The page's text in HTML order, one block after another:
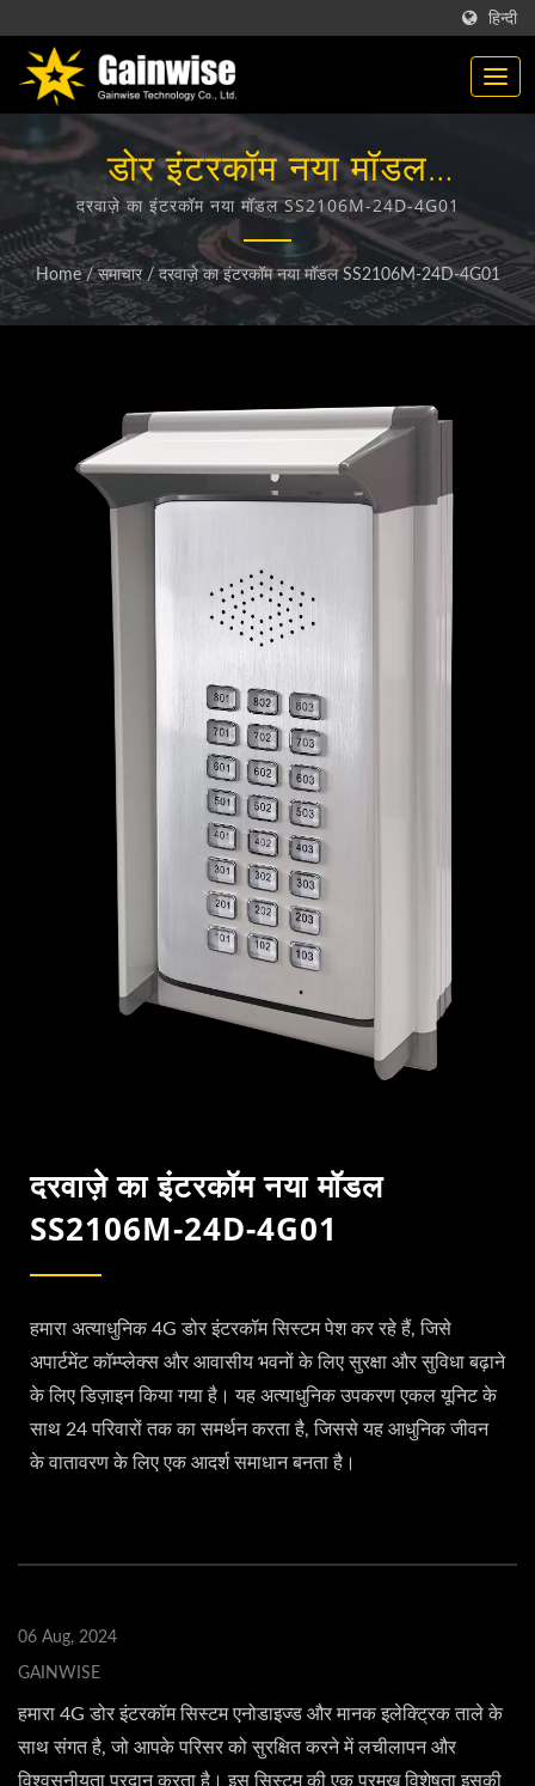
हिन्दी
डोर इंटरकॉम नया मॉडल
SS2106M-24D-4G01 | 4G /
5G वायरलेस उत्पाद निर्माता |
Gainwise Technology Co.,
दरवाज़े का इंटरकॉम नया मॉडल SS2106M-24D-4G01
Home / समाचार / दरवाज़े का इंटरकॉम नया मॉडल SS2106M-24D-4G01
दरवाज़े का इंटरकॉम नया मॉडल
SS2106M-24D-4G01
हमारा अत्याधुनिक 4G डोर इंटरकॉम सिस्टम पेश कर रहे हैं, जिसे
अपार्टमेंट कॉम्प्लेक्स और आवासीय भवनों के लिए सुरक्षा और सुविधा बढ़ाने
के लिए डिज़ाइन किया गया है। यह अत्याधुनिक उपकरण एकल यूनिट के
साथ 24 परिवारों तक का समर्थन करता है, जिससे यह आधुनिक जीवन
के वातावरण के लिए एक आदर्श समाधान बनता है।
06 Aug, 2024
GAINWISE
हमारा 4G डोर इंटरकॉम सिस्टम एनोडाइज्ड और मानक इलेक्ट्रिक ताले के
साथ संगत है, जो आपके परिसर को सुरक्षित करने में लचीलापन और
विश्वसनीयता प्रदान करता है। इस सिस्टम की एक प्रमुख विशेषता इसकी